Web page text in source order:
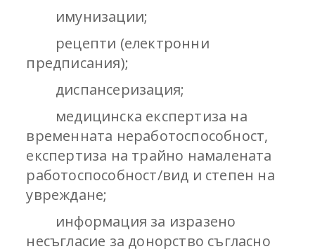
имунизации;
рецепти (електронни
предписания);
диспансеризация;
медицинска експертиза на
временната неработоспособност,
експертиза на трайно намалената
работоспособност/вид и степен на
увреждане;
информация за изразено
несъгласие за донорство съгласно